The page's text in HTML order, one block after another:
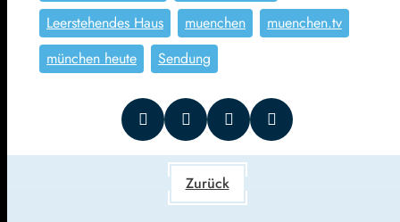
Leerstehendes Haus
muenchen
muenchen.tv
münchen heute
Sendung
Zurück